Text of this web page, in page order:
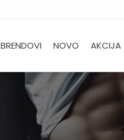
BRENDOVI NOVO AKCIJA